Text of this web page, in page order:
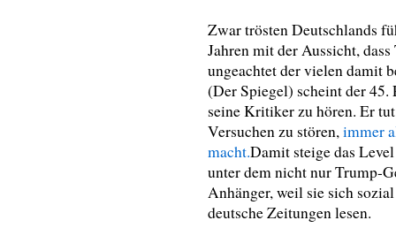
Zwar trösten Deutschlands
Jahren mit der Aussicht,
ungeachtet der vielen damit
(Der Spiegel) scheint der 45.
seine Kritiker zu hören. Er
Versuchen zu stören, immer
macht.Damit steige das
unter dem nicht nur Trump-
Anhänger, weil sie sich
deutsche Zeitungen lesen.